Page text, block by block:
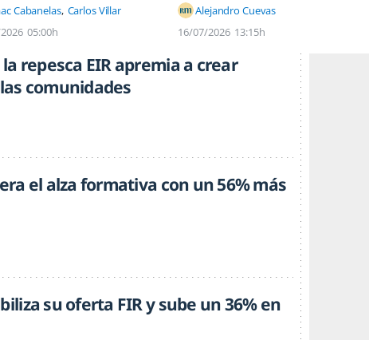
Cabanelas Carlos Villar
05:00h
Alejandro Cuevas
16/07/2026 13:15h
repesca EIR apremia a crear
comunidades
el alza formativa con un 56% más
su oferta FIR y sube un 36% en